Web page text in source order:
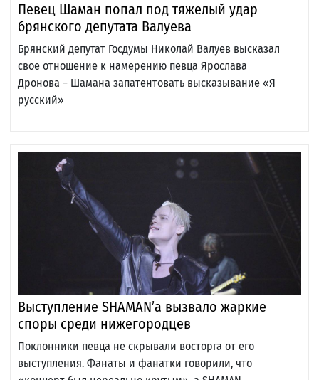
Певец Шаман попал под тяжелый удар
брянского депутата Валуева
Брянский депутат Госдумы Николай Валуев высказал
свое отношение к намерению певца Ярослава
Дронова − Шамана запатентовать высказывание «Я
русский»
Выступление SHAMAN’а вызвало жаркие
споры среди нижегородцев
Поклонники певца не скрывали восторга от его
выступления. Фанаты и фанатки говорили, что